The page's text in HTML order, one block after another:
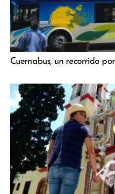
Cuernabus, un recorrido